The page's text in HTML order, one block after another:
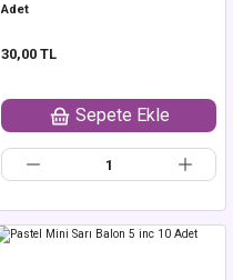
Adet
30,00 TL
Sepete Ekle